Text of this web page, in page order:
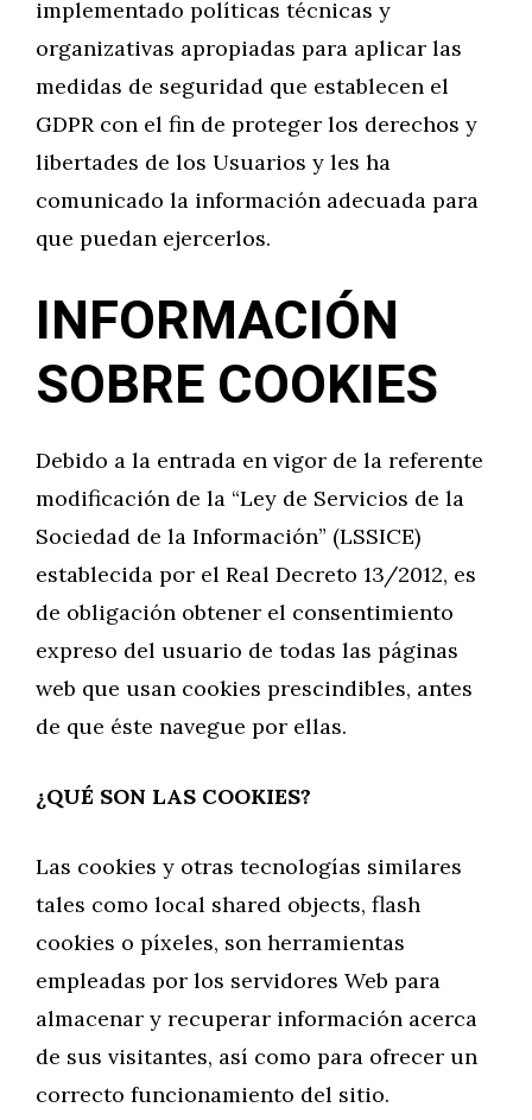
implementado políticas técnicas y
organizativas apropiadas para aplicar las
medidas de seguridad que establecen el
GDPR con el fin de proteger los derechos y
libertades de los Usuarios y les ha
comunicado la información adecuada para
que puedan ejercerlos.
INFORMACIÓN
SOBRE COOKIES
Debido a la entrada en vigor de la referente
modificación de la “Ley de Servicios de la
Sociedad de la Información” (LSSICE)
establecida por el Real Decreto 13/2012, es
de obligación obtener el consentimiento
expreso del usuario de todas las páginas
web que usan cookies prescindibles, antes
de que éste navegue por ellas.
¿QUÉ SON LAS COOKIES?
Las cookies y otras tecnologías similares
tales como local shared objects, flash
cookies o píxeles, son herramientas
empleadas por los servidores Web para
almacenar y recuperar información acerca
de sus visitantes, así como para ofrecer un
correcto funcionamiento del sitio.